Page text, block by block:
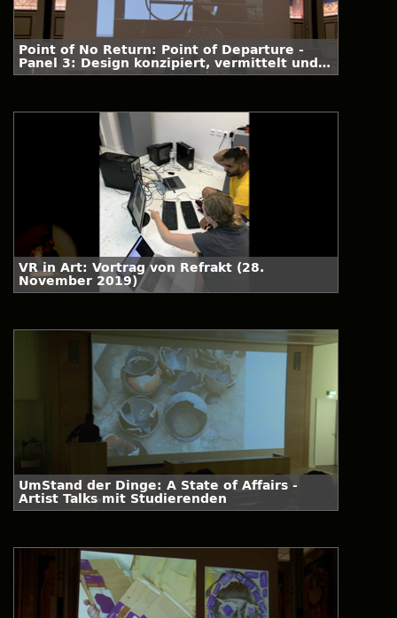
Point of No Return: Point of Departure -
Panel 3: Design konzipiert, vermittelt und
ermächtigt
VR in Art: Vortrag von Refrakt (28.
November 2019)
UmStand der Dinge: A State of Affairs -
Artist Talks mit Studierenden